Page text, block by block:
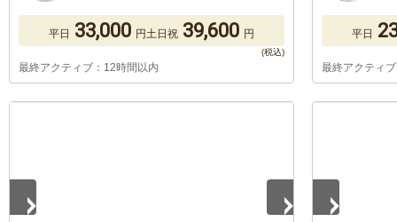
平日 33,000 円土日祝 39,600 円
最終アクティブ：12時間以内
平日
最終アクティ